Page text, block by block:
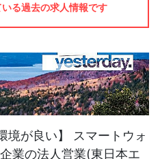
る過去の求人情報です
境が良い】 スマートウォ
業の法人営業(東日本エ